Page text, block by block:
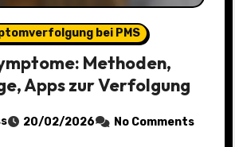
bei PMS
Methoden,
Apps zur Verfolgung
20/02/2026 No Comments